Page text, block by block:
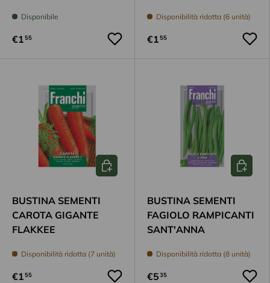
Disponibile
€155
Disponibilità ridotta (6 unità)
€155
BUSTINA SEMENTI
CAROTA GIGANTE
FLAKKEE
Disponibilità ridotta (7 unità)
€155
Aggiungi al carrello
BUSTINA SEMENTI
FAGIOLO RAMPICANTI
SANT'ANNA
Disponibilità ridotta (8 unità)
€535